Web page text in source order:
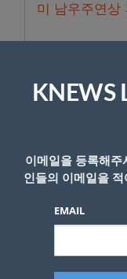
미 남우주연상
이메일 주소는 공개
KNEWS
이메일을 등록해
인들의 이메일을
EMAIL